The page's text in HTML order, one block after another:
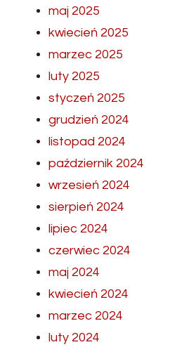
maj 2025
kwiecień 2025
marzec 2025
luty 2025
styczeń 2025
grudzień 2024
listopad 2024
październik 2024
wrzesień 2024
sierpień 2024
lipiec 2024
czerwiec 2024
maj 2024
kwiecień 2024
marzec 2024
luty 2024